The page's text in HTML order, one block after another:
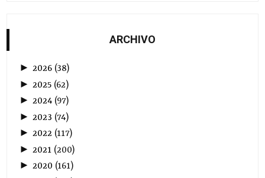
ARCHIVO
►2026 (38)
► 2025 (62)
►2024 (97)
► 2023 (74)
►2022 (117)
► 2021 (200)
►2020 (161)